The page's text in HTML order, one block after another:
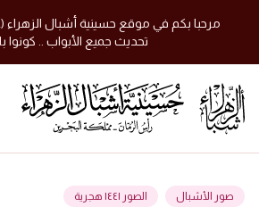
مرحبا بكم في موقع حسينية أشبال الزهراء
تحديث جميع الأبواب .. كونوا
صور الأشبال الصور ١٤٤١ هجرية